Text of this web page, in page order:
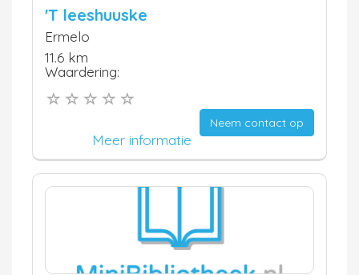
'T leeshuuske
Ermelo
11.6 km
Waardering:
Neem contact op
Meer informatie